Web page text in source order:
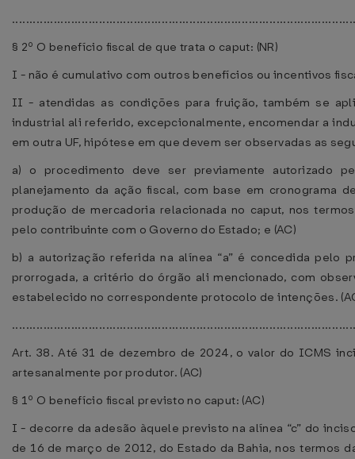
§ 2º O benefício ﬁscal de que trata o caput: (NR)
I - não é cumulativo com outros benefícios ou incentivos
II - atendidas as condições para fruição, também se
industrial ali referido, excepcionalmente, encomendar a
em outra UF, hipótese em que devem ser observadas as
a) o procedimento deve ser previamente autorizado
planejamento da ação ﬁscal, com base em cronograma
produção de mercadoria relacionada no caput, nos
pelo contribuinte com o Governo do Estado; e (AC)
b) a autorização referida na alínea “a” é concedida pelo
prorrogada, a critério do órgão ali mencionado, com
estabelecido no correspondente protocolo de intenções.
Art. 38. Até 31 de dezembro de 2024, o valor do ICMS
artesanalmente por produtor. (AC)
§ 1º O benefício ﬁscal previsto no caput: (AC)
I - decorre da adesão àquele previsto na alínea “c” do
de 16 de março de 2012, do Estado da Bahia, nos termos